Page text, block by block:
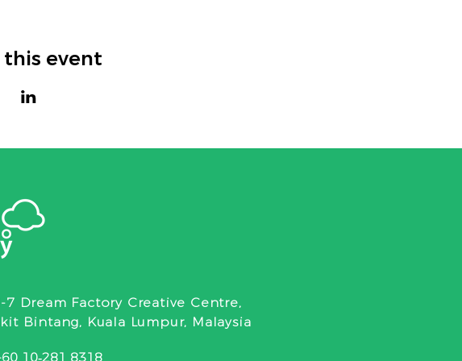
this event
7 Dream Factory Creative Centre,
Bintang, Kuala Lumpur, Malaysia
10‑281 8318‬